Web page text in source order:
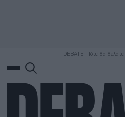
DEBATE: Πότε θα θέλατε